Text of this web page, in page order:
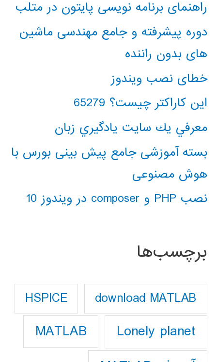
راهنمای برنامه نویسی پایتون در متلب
دوره پیشرفته و جامع مهندسی ماشین
های بدون راننده
خطای نصب ویندوز
این کاراکتر چیست؟ 65279
معرفي يك سايت يادگيري زبان
بسته آموزشی جامع پیش بینی بورس با
هوش مصنوعی
نصب PHP و composer در ویندوز 10
برچسب‌ها
download MATLAB
HSPICE
Lonely planet
MATLAB